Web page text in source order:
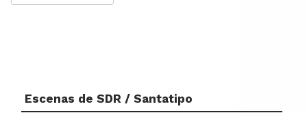
Escenas de SDR / Santatipo